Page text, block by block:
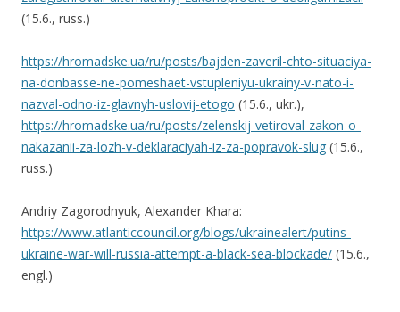
(15.6., russ.)
https://hromadske.ua/ru/posts/bajden-zaveril-chto-situaciya-
na-donbasse-ne-pomeshaet-vstupleniyu-ukrainy-v-nato-i-
nazval-odno-iz-glavnyh-uslovij-etogo (15.6., ukr.),
https://hromadske.ua/ru/posts/zelenskij-vetiroval-zakon-o-
nakazanii-za-lozh-v-deklaraciyah-iz-za-popravok-slug (15.6.,
russ.)
Andriy Zagorodnyuk, Alexander Khara:
https://www.atlanticcouncil.org/blogs/ukrainealert/putins-
ukraine-war-will-russia-attempt-a-black-sea-blockade/ (15.6.,
engl.)